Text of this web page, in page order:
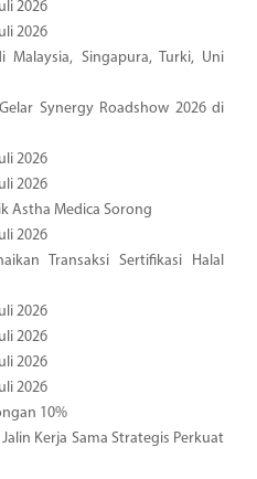
2026
2026
Malaysia, Singapura, Turki, Uni
Synergy Roadshow 2026 di
2026
2026
Astha Medica Sorong
2026
Transaksi Sertifikasi Halal
2026
2026
2026
2026
10%
Kerja Sama Strategis Perkuat